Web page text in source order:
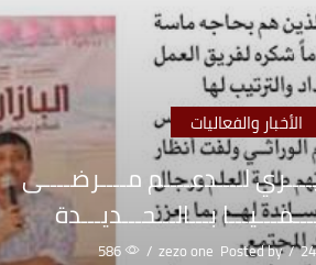
الأخبار والفعاليات
لــــدعــــم مــــرضــــى
بـــالـــحـــديـــدة
/
Posted by
zezo one
/
586